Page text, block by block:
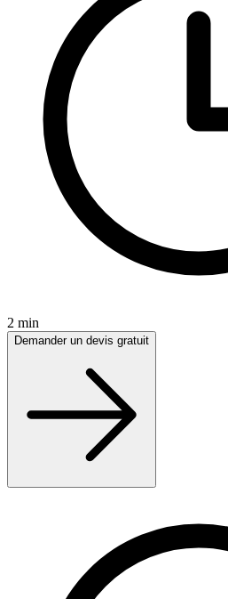
2 min
Demander un devis gratuit